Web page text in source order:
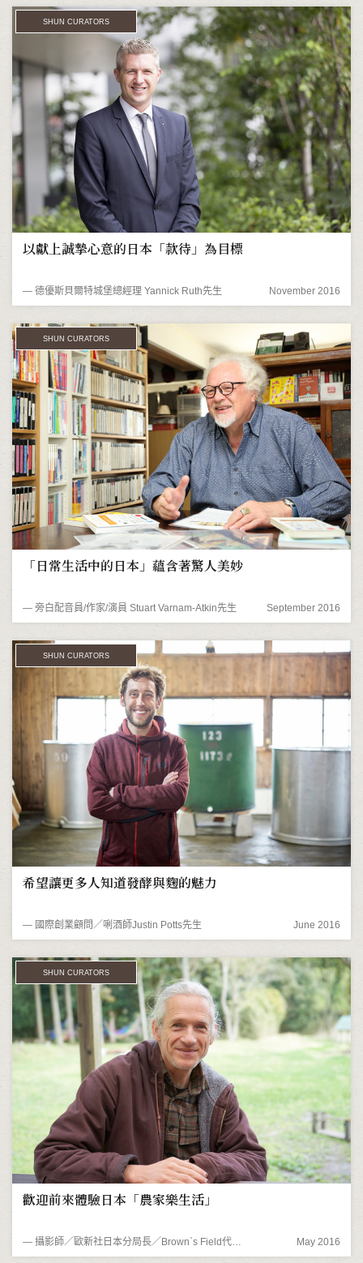
SHUN CURATORS
以獻上誠摯心意的日本「款待」為目標
― 德優斯貝爾特城堡總經理 Yannick Ruth先生 November 2016
SHUN CURATORS
「日常生活中的日本」蘊含著驚人美妙
― 旁白配音員/作家/演員 Stuart Varnam-Atkin先生 September 2016
SHUN CURATORS
希望讓更多人知道發酵與麴的魅力
― 國際創業顧問／唎酒師Justin Potts先生 June 2016
SHUN CURATORS
歡迎前來體驗日本「農家樂生活」
― 攝影師／歐新社日本分局長／Brown`s Field代表人 Everett Kennedy Brown先生 May 2016